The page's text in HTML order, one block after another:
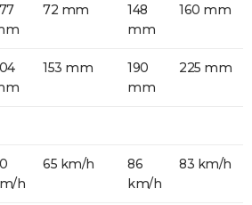
72 mm
148
mm
160 mm
153 mm
190
mm
225 mm
h
65 km/h
86
km/h
83 km/h